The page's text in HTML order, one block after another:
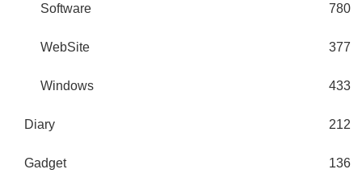
Software 780
WebSite 377
Windows 433
Diary 212
Gadget 136